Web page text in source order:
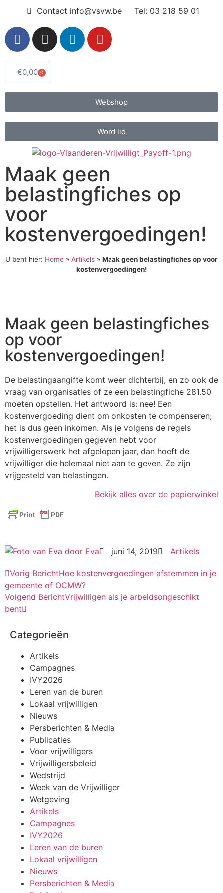
Contact info@vsvw.be Tel: 03 218 59 01
€0,00 0
Webshop
Word lid
Maak geen
belastingfiches op
voor
kostenvergoedingen!
U bent hier: Home » Artikels » Maak geen belastingfiches op voor
kostenvergoedingen!
Maak geen belastingfiches
op voor
kostenvergoedingen!
De belastingaangifte komt weer dichterbij, en zo ook de
vraag van organisaties of ze een belastingfiche 281.50
moeten opstellen. Het antwoord is: nee! Een
kostenvergoeding dient om onkosten te compenseren;
het is dus geen inkomen. Als je volgens de regels
kostenvergoedingen gegeven hebt voor
vrijwilligerswerk het afgelopen jaar, dan hoeft de
vrijwilliger die helemaal niet aan te geven. Ze zijn
vrijgesteld van belastingen.
Bekijk alles over de papierwinkel
door Eva juni 14, 2019 Artikels
Vorig BerichtHoe kostenvergoedingen afstemmen in je
gemeente of OCMW?
Volgend BerichtVrijwilligen als je arbeidsongeschikt
bent
Categorieën
Artikels
Campagnes
IVY2026
Leren van de buren
Lokaal vrijwilligen
Nieuws
Persberichten & Media
Publicaties
Voor vrijwilligers
Vrijwilligersbeleid
Wedstrijd
Week van de Vrijwilliger
Wetgeving
Artikels
Campagnes
IVY2026
Leren van de buren
Lokaal vrijwilligen
Nieuws
Persberichten & Media